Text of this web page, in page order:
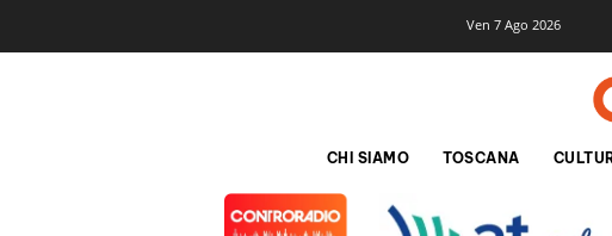
Ven 7 Ago 2026
CHI SIAMO TOSCANA